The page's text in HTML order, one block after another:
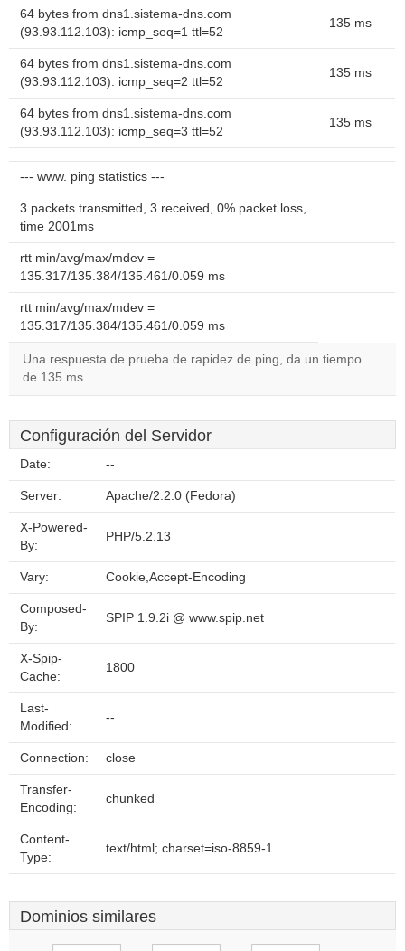
64 bytes from dns1.sistema-dns.com
(93.93.112.103): icmp_seq=1 ttl=52
135 ms
64 bytes from dns1.sistema-dns.com
(93.93.112.103): icmp_seq=2 ttl=52
135 ms
64 bytes from dns1.sistema-dns.com
(93.93.112.103): icmp_seq=3 ttl=52
135 ms
--- www. ping statistics ---
3 packets transmitted, 3 received, 0% packet loss,
time 2001ms
rtt min/avg/max/mdev =
135.317/135.384/135.461/0.059 ms
rtt min/avg/max/mdev =
135.317/135.384/135.461/0.059 ms
Una respuesta de prueba de rapidez de ping, da un tiempo
de 135 ms.
Configuración del Servidor
Date: --
Server: Apache/2.2.0 (Fedora)
X-Powered-
By:
PHP/5.2.13
Vary: Cookie,Accept-Encoding
Composed-
By:
SPIP 1.9.2i @ www.spip.net
X-Spip-
Cache:
1800
Last-
Modified:
--
Connection: close
Transfer-
Encoding:
chunked
Content-
Type:
text/html; charset=iso-8859-1
Dominios similares